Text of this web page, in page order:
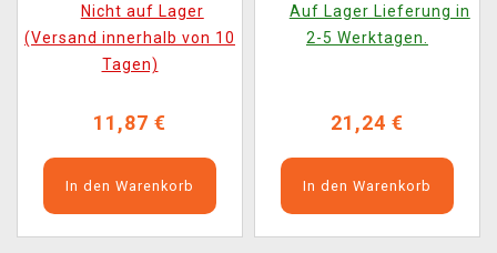
Premium Double
Sleeving Captian
America, Team Leader
Nicht auf Lager
(Versand innerhalb von 10
Tagen)
11,87 €
In den Warenkorb
Auf Lager Lieferung in
2-5 Werktagen.
21,24 €
In den Warenkorb